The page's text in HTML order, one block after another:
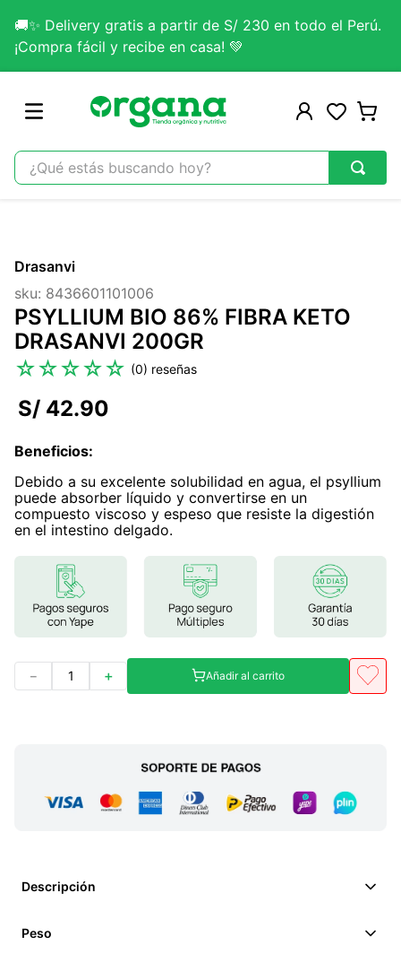
🚚✨ Delivery gratis a partir de S/ 230 en todo el Perú.
¡Compra fácil y recibe en casa! 💚
¿Qué estás buscando hoy?
2.
citrato magnesio
3.
colageno
4.
kefir
5 .
lab nutrition
8.
magnesio
9.
melena leon
10. proteina
Drasanvi
sku: 8436601101006
PSYLLIUM BIO 86% FIBRA KETO
DRASANVI 200GR
☆☆☆☆☆ (0)
S/ 42.90
Beneficios:
Debido a su excelente solubilidad en agua, el psyllium
puede absorber líquido y convertirse en un
compuesto viscoso y espeso que resiste la digestión
en el intestino delgado.
＋
－ Añadir al carrito
Descripción
Peso